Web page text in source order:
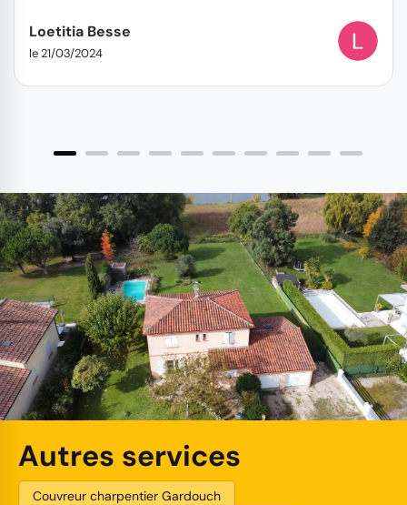
Loetitia Besse
le 21/03/2024
Autres services
Couvreur charpentier Gardouch